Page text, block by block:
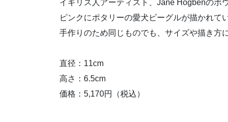
イギリス人アーティスト、Jane Hogbenのボ
ピンクにポタリーの愛犬ビーグルが描かれて
手作りのため同じものでも、サイズや描き方
直径：11cm
高さ：6.5cm
価格：5,170円（税込）